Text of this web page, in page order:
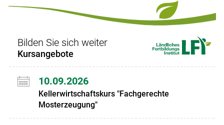
Bilden Sie sich weiter
Kursangebote
10.09.2026
Kellerwirtschaftskurs "Fachgerechte
Mosterzeugung"